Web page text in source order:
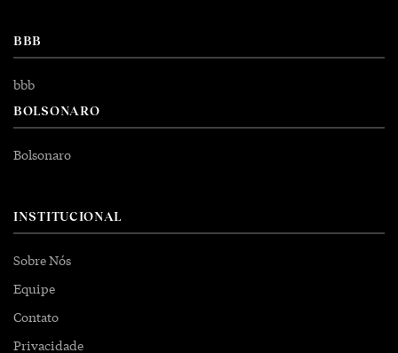
BBB
bbb
BOLSONARO
Bolsonaro
INSTITUCIONAL
Sobre Nós
Equipe
Contato
Privacidade